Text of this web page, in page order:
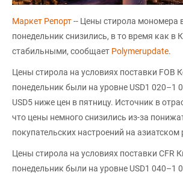
Маркет Репорт-- Цены стирола мономера
понедельник снизились, в то время как в
стабильными, сообщает Polymerupdate.
Цены стирола на условиях поставки FOB
понедельник были на уровне USD1 020–1
USD5 ниже цен в пятницу. Источник в
что цены немного снизились из-за
покупательских настроений на азиатском
Цены стирола на условиях поставки CFR
понедельник были на уровне USD1 040–1